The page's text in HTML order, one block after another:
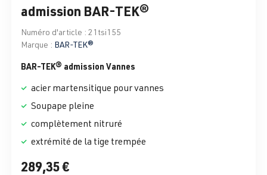
admission BAR-TEK®
Numéro d'article : 21tsi155
Marque : BAR-TEK®
BAR-TEK® admission Vannes
acier martensitique pour vannes
Soupape pleine
complètement nitruré
extrémité de la tige trempée
289,35 €